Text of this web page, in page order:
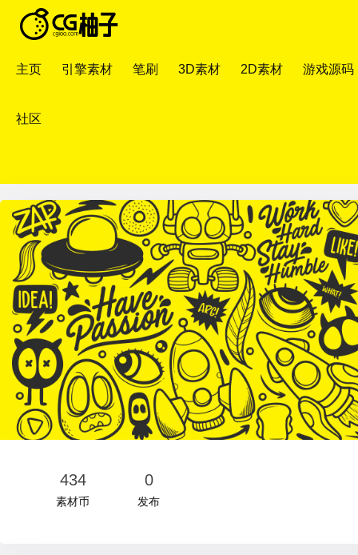
主页 引擎素材 笔刷 3D素材 2D素材 游戏源码
社区
434
素材币
0
发布